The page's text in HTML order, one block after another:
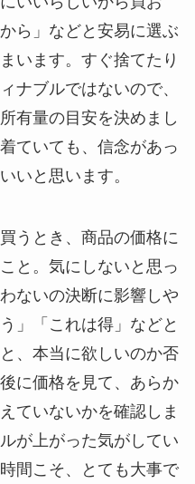
ら」などと安易に選ぶ
います。すぐ捨てたり
ナブルではないので、
有量の目安を決めまし
ていても、信念があっ
いと思います。
うとき、商品の価格に
と。気にしないと思っ
ないの決断に影響しや
」「これは得」などと
、本当に欲しいのか否
に価格を見て、あらか
ていないかを確認しま
が上がった気がしてい
間こそ、とても大事で